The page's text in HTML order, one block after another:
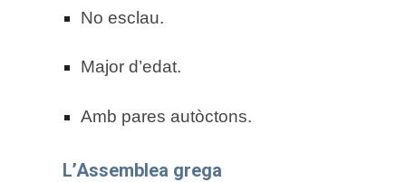
No esclau.
Major d’edat.
Amb pares autòctons.
L’Assemblea grega